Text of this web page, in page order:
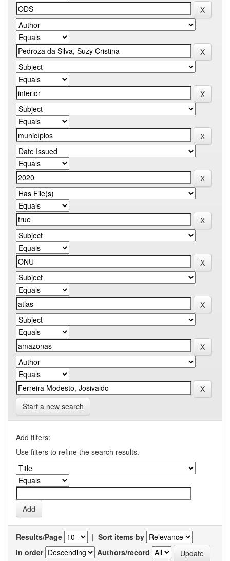
Start a new search
Add filters:
Use filters to refine the search results.
Results/Page | Sort items by
In order
Authors/record